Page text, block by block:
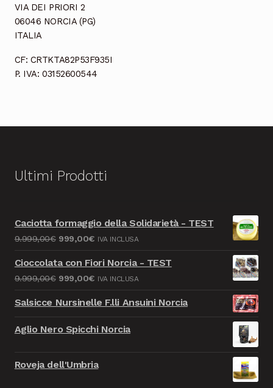
VIA DEI PRIORI 2
06046 NORCIA (PG)
ITALIA
CF: CRTKTA82P53F935I
P. IVA: 03152600544
Ultimi Prodotti
Caciotta formaggio della Solidarietà - TEST
9.999,00€ Il
originale
era:
9.999,00€.
999,00€Il
attuale
è:
999,00€.
IVA INCLUSA
Cioccolata con Fiori Norcia - TEST
9.999,00€ Il
originale
9.999,00€.
999,00€Il
attuale
è:
IVA INCLUSA
Salsicce Nursinelle F.lli Ansuini Norcia
Aglio Nero Spicchi Norcia
Roveja dell'Umbria